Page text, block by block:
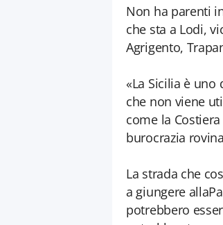
Non ha parenti
che sta a Lodi,
Agrigento,
«La Sicilia è
che non viene
come la
burocrazia
La strada che
a giungere
potrebbero